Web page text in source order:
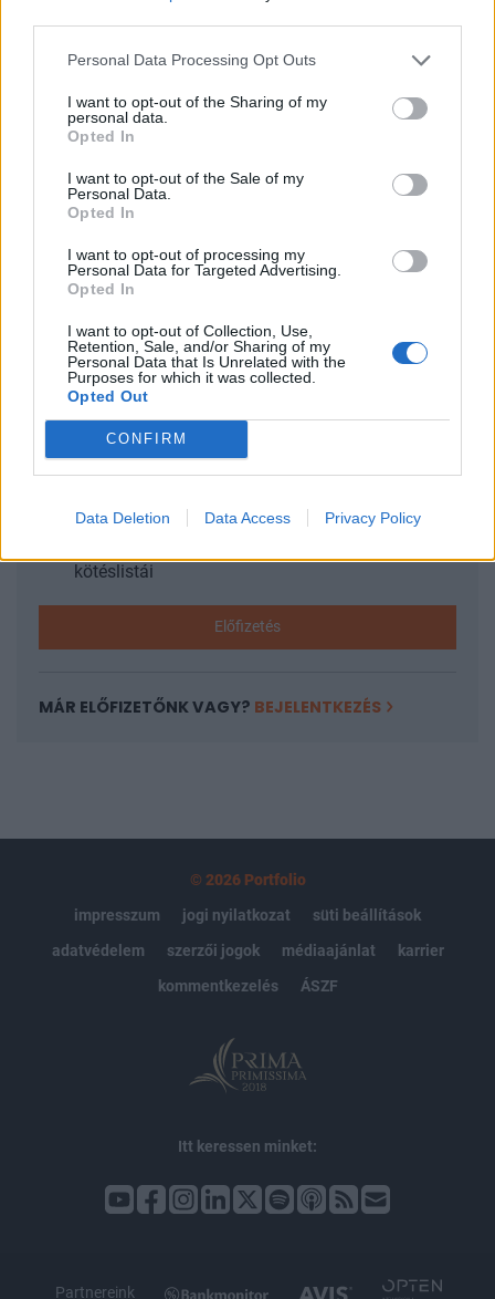
Personal Data Processing Opt Outs
I want to opt-out of the Sharing of my
personal data.
Opted In
I want to opt-out of the Sale of my
Personal Data.
Opted In
I want to opt-out of processing my
Personal Data for Targeted Advertising.
Opted In
I want to opt-out of Collection, Use,
Retention, Sale, and/or Sharing of my
Personal Data that Is Unrelated with the
Purposes for which it was collected.
Opted Out
CONFIRM
Data Deletion Data Access Privacy Policy
március 31-én volt, írja az Index .
Most már valóban a végéhez közeledik a Margit híd
felújítása: szeptember első hetében átadhatják a híd északi
oldalán húzódó járdát-kerékpárutat is, valamint megnyitják
a budai hídfő alatti biciklis alagutat. A szeptemberben
kezdődő műszaki átadás-átvételi eljárás azonban
elhúzódhat októberig, sőt a kapcsolódó (de forgalmat már
nagyon nem zavaró) beruházások...
KEDVES OLVASÓNK!
A keresett cikk a portfolio.hu hírarchívumához
tartozik, melynek olvasása előfizetéses
regisztrációhoz kötött.
Portfolio.hu teljes cikkarchívum
kötéslistái
Előfizetés
MÁR ELŐFIZETŐNK VAGY? BEJELENTKEZÉS
© 2026 Portfolio
impresszum
jogi nyilatkozat
süti beállítások
adatvédelem
szerzői jogok médiaajánlat
karrier
kommentkezelés
ÁSZF
Itt keressen minket:
Partnereink